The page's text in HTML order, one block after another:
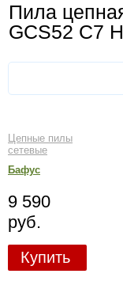
Пила
GCS52 C7
Цепные пилы
сетевые
Бафус
9 590
руб.
Купить